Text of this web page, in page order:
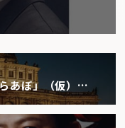
あぼ」（仮）…